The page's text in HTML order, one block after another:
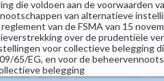
die voldoen aan de voorwaarden
van alternatieve
van de FSMA van 15
over de prudentiële
voor collectieve belegging
65/EG, en voor de
belegging